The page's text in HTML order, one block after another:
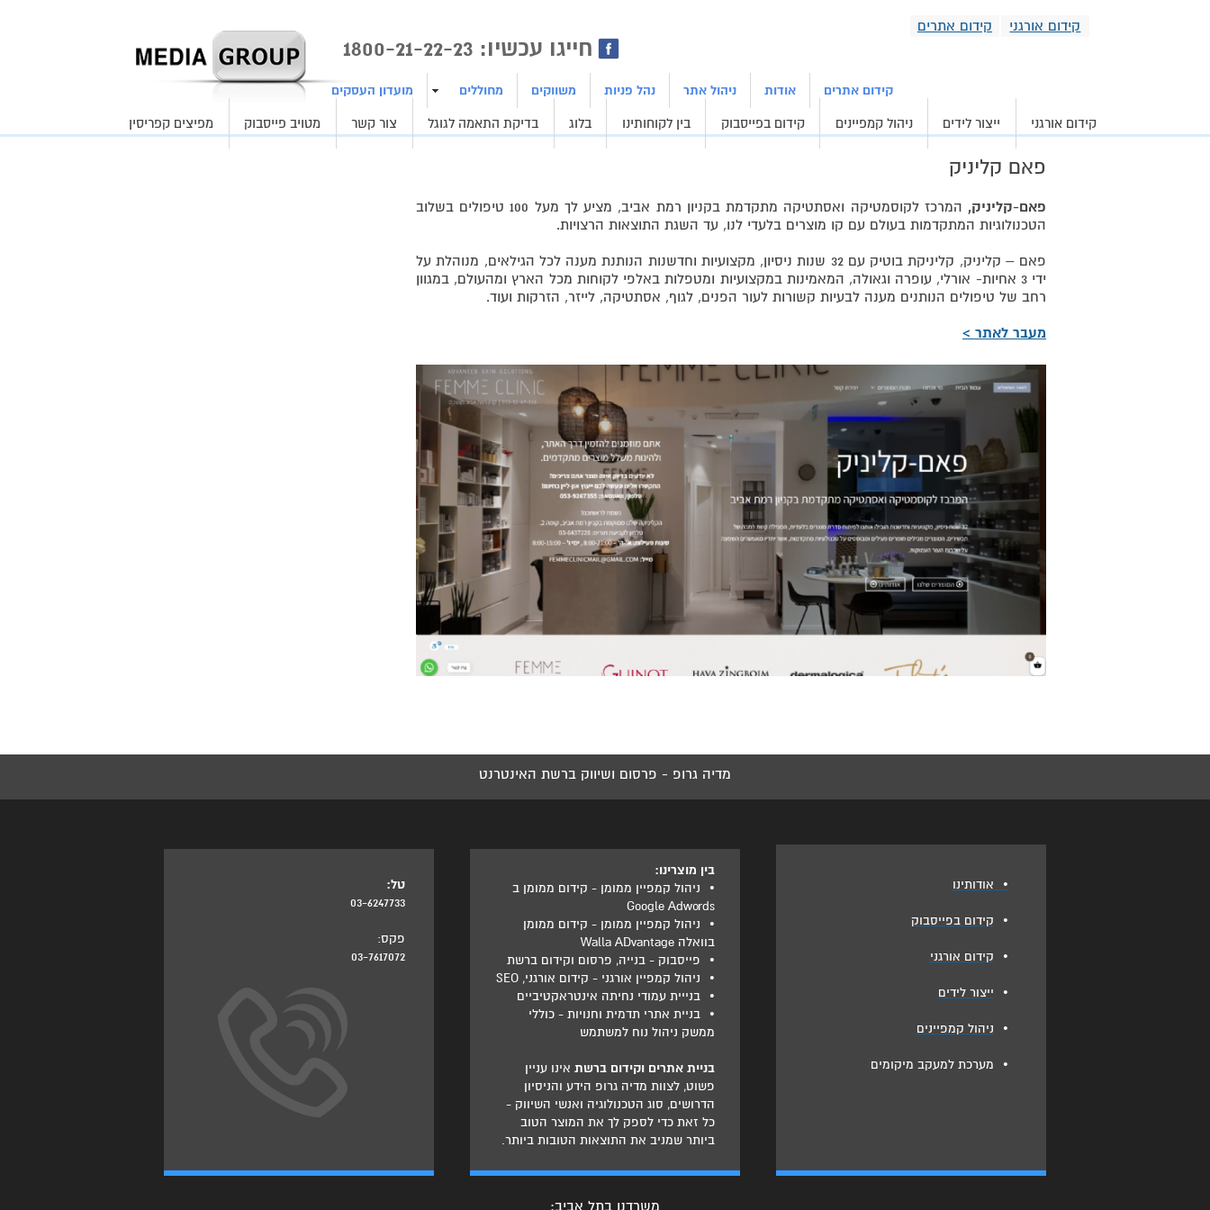
חייגו עכשיו: 1800-21-22-23
קידום אורגני קידום אתרים
קידום אורגני ייצור לידים ניהול קמפיינים קידום בפייסבוק בין לקוחותינו בלוג בדיקת התאמה לגוגל צור קשר מטויב פייסבוק מפיצים קפריסין
קידום אתרים אודות ניהול אתר נהל פניות משווקים מחוללים מועדון העסקים
פאם קליניק
פאם-קליניק,
המרכז לקוסמטיקה ואסתטיקה מתקדמת בקניון רמת אביב, מציע לך מעל 100 טיפולים בשלוב
הטכנולוגיות המתקדמות בעולם עם קו מוצרים בלעדי לנו, עד השגת התוצאות הרצויות.
פאם – קליניק, קליניקת בוטיק עם 32 שנות ניסיון, מקצועיות וחדשנות הנותנת מענה לכל הגילאים, מנוהלת על
ידי 3 אחיות- אורלי, עופרה וגאולה, המאמינות במקצועיות ומטפלות באלפי לקוחות מכל הארץ ומהעולם, במגוון
רחב של טיפולים הנותנים מענה לבעיות קשורות לעור הפנים, לגוף, אסתטיקה, לייזר, הזרקות ועוד.
מעבר לאתר >
מדיה גרופ - פרסום ושיווק ברשת האינטרנט
בין מוצרינו:
•
ניהול קמפיין ממומן - קידום ממומן ב
Google Adwords
•
ניהול קמפיין ממומן - קידום ממומן
בוואלה Walla ADvantage
• פייסבוק - בנייה, פרסום וקידום ברשת
• ניהול קמפיין אורגני - קידום אורגני, SEO
• בנייית עמודי נחיתה אינטראקטיביים
• בניית אתרי תדמית וחנויות - כוללי
ממשק ניהול נוח למשתמש
בניית אתרים וקידום ברשתאינו עניין
פשוט, לצוות מדיה גרופ הידע והניסיון
הדרושים, סוג הטכנולוגיה ואנשי השיווק -
כל זאת כדי לספק לך את המוצר הטוב
ביותר שמניב את התוצאות הטובות ביותר.
• אודותינו
• קידום בפייסבוק
• קידום אורגני
• ייצור לידים
• ניהול קמפיינים
• מערכת למעקב מיקומים
טל:
03-6247733
פקס:
03-7617072
משרדנו בתל אביב: